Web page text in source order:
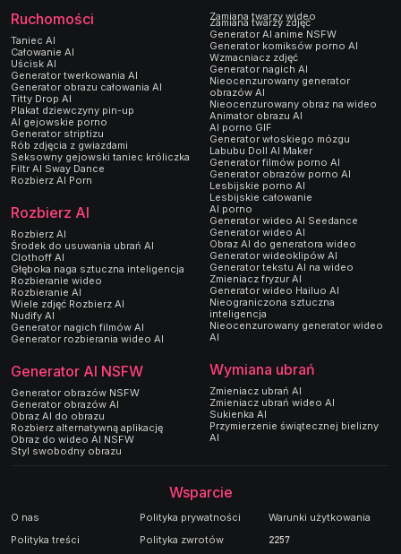
Ruchomości
Taniec AI
Całowanie AI
Uścisk AI
Generator twerkowania AI
Generator obrazu całowania AI
Titty Drop AI
Plakat dziewczyny pin-up
AI gejowskie porno
Generator striptizu
Rób zdjęcia z gwiazdami
Seksowny gejowski taniec króliczka
Filtr AI Sway Dance
Rozbierz AI Porn
Rozbierz AI
Rozbierz AI
Środek do usuwania ubrań AI
Clothoff AI
Głęboka naga sztuczna inteligencja
Rozbieranie wideo
Rozbieranie AI
Wiele zdjęć Rozbierz AI
Nudify AI
Generator nagich filmów AI
Generator rozbierania wideo AI
Generator AI NSFW
Generator obrazów NSFW
Generator obrazów AI
Obraz AI do obrazu
Rozbierz alternatywną aplikację
Obraz do wideo AI NSFW
Styl swobodny obrazu
Zamiana twarzy wideo
Zamiana twarzy zdjęć
Generator AI anime NSFW
Generator komiksów porno AI
Wzmacniacz zdjęć
Generator nagich AI
Nieocenzurowany generator
obrazów AI
Nieocenzurowany obraz na wideo
Animator obrazu AI
AI porno GIF
Generator włoskiego mózgu
Labubu Doll AI Maker
Generator filmów porno AI
Generator obrazów porno AI
Lesbijskie porno AI
Lesbijskie całowanie
AI porno
Generator wideo AI Seedance
Generator wideo AI
Obraz AI do generatora wideo
Generator wideoklipów AI
Generator tekstu AI na wideo
Zmieniacz fryzur AI
Generator wideo Hailuo AI
Nieograniczona sztuczna
inteligencja
Nieocenzurowany generator wideo
AI
Wymiana ubrań
Zmieniacz ubrań AI
Zmieniacz ubrań wideo AI
Sukienka AI
Przymierzenie świątecznej bielizny
AI
Wsparcie
O nas Polityka prywatności
Warunki użytkowania
Polityka treści
Polityka zwrotów 2257